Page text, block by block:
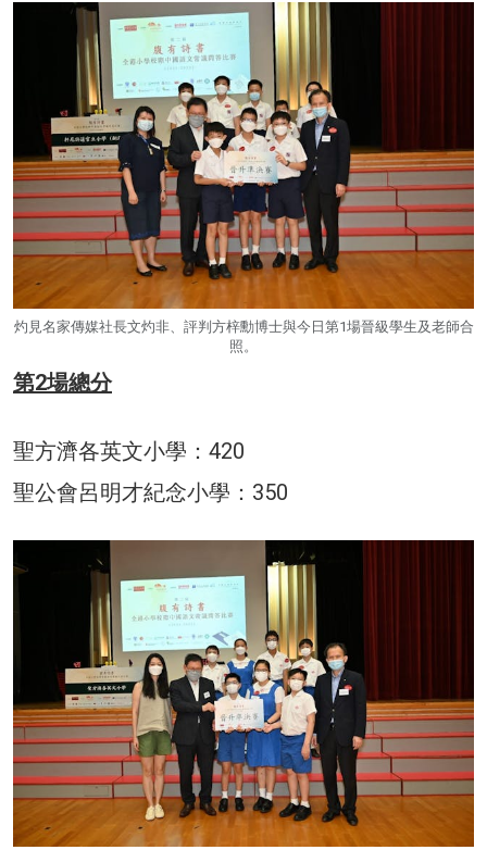
灼見名家傳媒社長文灼非、評判方梓勳博士與今日第1場晉級學生及老師合
照。
第2場總分
聖方濟各英文小學：420
聖公會呂明才紀念小學：350